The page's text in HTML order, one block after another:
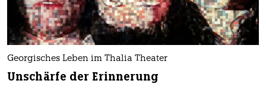
Georgisches Leben im Thalia Theater
Unschärfe der Erinnerung